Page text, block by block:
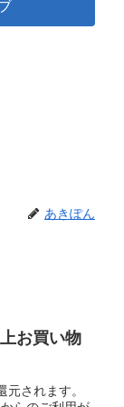
あきぽん
お買い物
されます。